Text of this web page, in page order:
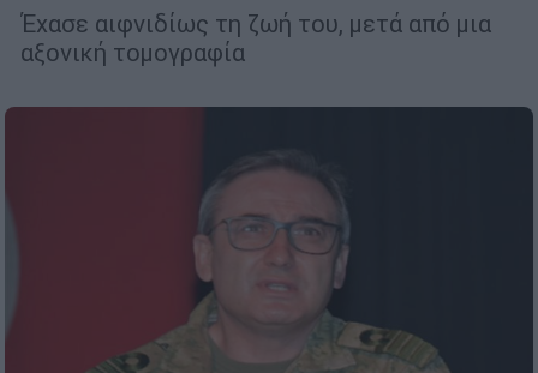
Έχασε αιφνιδίως τη ζωή του, μετά από μια
αξονική τομογραφία